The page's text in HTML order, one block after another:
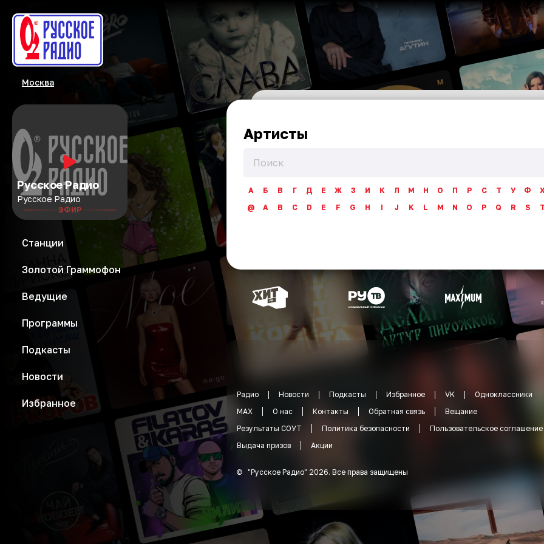
Москва
Русское Радио
Русское Радио
ЭФИР
Станции
Золотой Граммофон
Ведущие
Программы
Подкасты
Новости
Избранное
Артисты
А Б В Г Д Е Ж З И К Л М Н О П Р С Т У Ф
@
A B C D E F G H I J K L M N O P Q R S
Радио Новости Подкасты Избранное VK
Одноклассники
MAX
О нас Контакты Обратная связь
Вещание
Результаты СОУТ
Политика безопасности
Пользовательское соглашение
Выдача призов
Акции
© "Русское Радио" 2026. Все права защищены